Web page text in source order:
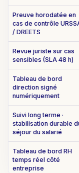
Preuve horodatée en
cas de contrôle
/ DREETS
Revue juriste sur cas
sensibles (SLA 48 h)
Tableau de bord
direction signé
numériquement
Suivi long terme ·
stabilisation durable
séjour du salarié
Tableau de bord RH
temps réel côté
entreprise